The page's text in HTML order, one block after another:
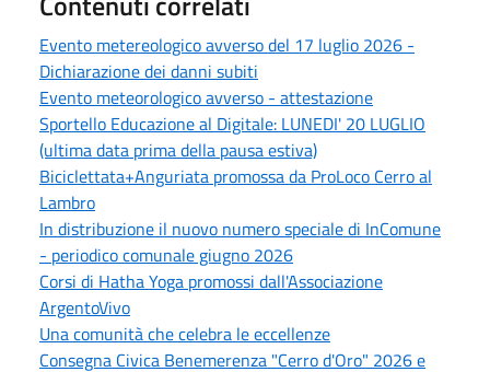
Evento metereologico avverso del 17 luglio 2026 -
Dichiarazione dei danni subiti
Evento meteorologico avverso - attestazione
Sportello Educazione al Digitale: LUNEDI' 20 LUGLIO
(ultima data prima della pausa estiva)
Biciclettata+Anguriata promossa da ProLoco Cerro al
Lambro
In distribuzione il nuovo numero speciale di InComune
- periodico comunale giugno 2026
Corsi di Hatha Yoga promossi dall'Associazione
ArgentoVivo
Una comunità che celebra le eccellenze
Consegna Civica Benemerenza "Cerro d'Oro" 2026 e